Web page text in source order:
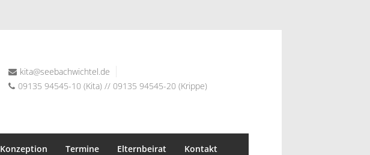
kita@seebachwichtel.de
09135 94545-10 (Kita) // 09135 94545-20 (Krippe)
Konzeption Termine Elternbeirat Kontakt